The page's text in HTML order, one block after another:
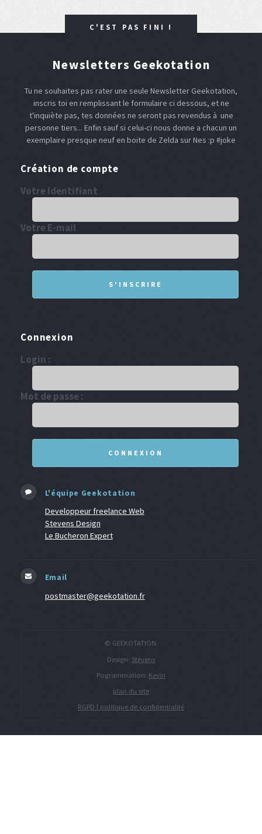
C'EST PAS FINI !
Newsletters Geekotation
Tu ne souhaites pas rater une seule Newsletter Geekotation,
inscris toi en remplissant le formulaire ci dessous, et ne
t'inquiète pas, tes données ne seront pas revendus à une
personne tiers... Enfin sauf si celui-ci nous donne a chacun un
exemplaire presque neuf en boite de Zelda sur Nes :p #joke
Création de compte
Votre Identifiant
Votre E-mail
Connexion
Login :
Mot de passe :
L'équipe Geekotation
Developpeur freelance Web
Stevens Design
Le Bucheron Expert
Email
postmaster@geekotation.fr
© GEEKOTATION.
Design: Stevens
Pogrammation: Kevin
plan du site
RGPD | politique de confidentialité